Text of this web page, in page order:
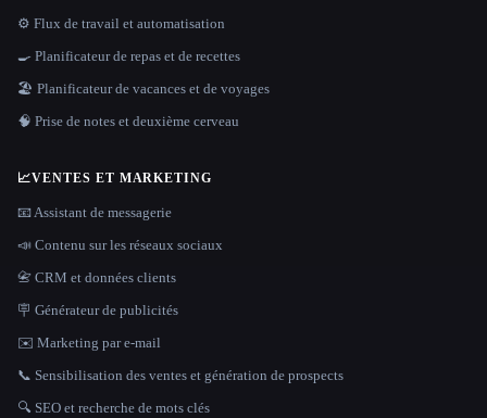
⚙️ Flux de travail et automatisation
🍳 Planificateur de repas et de recettes
🏖 Planificateur de vacances et de voyages
🧠 Prise de notes et deuxième cerveau
📈VENTES ET MARKETING
📧 Assistant de messagerie
📣 Contenu sur les réseaux sociaux
📇 CRM et données clients
🪧 Générateur de publicités
✉️ Marketing par e-mail
📞 Sensibilisation des ventes et génération de prospects
🔍 SEO et recherche de mots clés